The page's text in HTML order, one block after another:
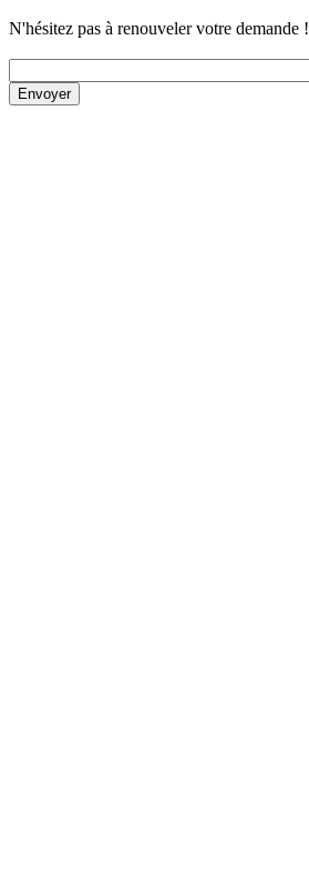
N'hésitez pas à renouveler votre demande !